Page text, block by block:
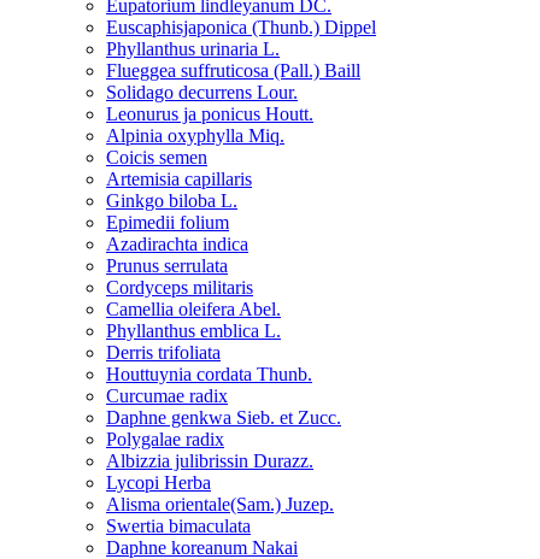
Eupatorium lindleyanum DC.
Euscaphisjaponica (Thunb.) Dippel
Phyllanthus urinaria L.
Flueggea suffruticosa (Pall.) Baill
Solidago decurrens Lour.
Leonurus ja ponicus Houtt.
Alpinia oxyphylla Miq.
Coicis semen
Artemisia capillaris
Ginkgo biloba L.
Epimedii folium
Azadirachta indica
Prunus serrulata
Cordyceps militaris
Camellia oleifera Abel.
Phyllanthus emblica L.
Derris trifoliata
Houttuynia cordata Thunb.
Curcumae radix
Daphne genkwa Sieb. et Zucc.
Polygalae radix
Albizzia julibrissin Durazz.
Lycopi Herba
Alisma orientale(Sam.) Juzep.
Swertia bimaculata
Daphne koreanum Nakai